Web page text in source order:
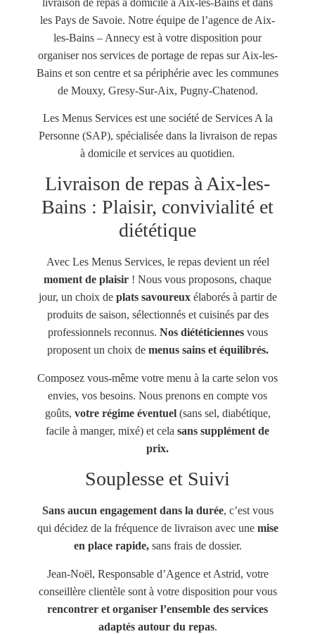
les Pays de Savoie. Notre équipe de l’agence de Aix-
les-Bains – Annecy est à votre disposition pour
organiser nos services de portage de repas sur Aix-les-
Bains et son centre et sa périphérie avec les communes
de Mouxy, Gresy-Sur-Aix, Pugny-Chatenod.
Les Menus Services est une société de Services A la
Personne (SAP), spécialisée dans la livraison de repas
à domicile et services au quotidien.
Livraison de repas à Aix-les-
Bains : Plaisir, convivialité et
diététique
Avec Les Menus Services, le repas devient un réel
moment de plaisir ! Nous vous proposons, chaque
jour, un choix de plats savoureuxélaborés à partir de
produits de saison, sélectionnés et cuisinés par des
professionnels reconnus. Nos diététiciennes vous
proposent un choix de menus sains et équilibrés.
Composez vous-même votre menu à la carte selon vos
envies, vos besoins. Nous prenons en compte vos
goûts, votre régime éventuel(sans sel, diabétique,
facile à manger, mixé) et cela sans supplément de
prix.
Souplesse et Suivi
Sans aucun engagement dans la durée, c’est vous
qui décidez de la fréquence de livraison avec une mise
en place rapide,sans frais de dossier.
Jean-Noël, Responsable d’Agence et Astrid, votre
conseillère clientèle sont à votre disposition pour vous
rencontrer et organiser l’ensemble des services
adaptés autour du repas.